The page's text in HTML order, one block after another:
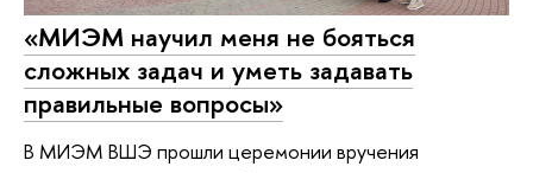
«МИЭМ научил меня не бояться
сложных задач и уметь задавать
правильные вопросы»
В МИЭМ ВШЭ прошли церемонии вручения